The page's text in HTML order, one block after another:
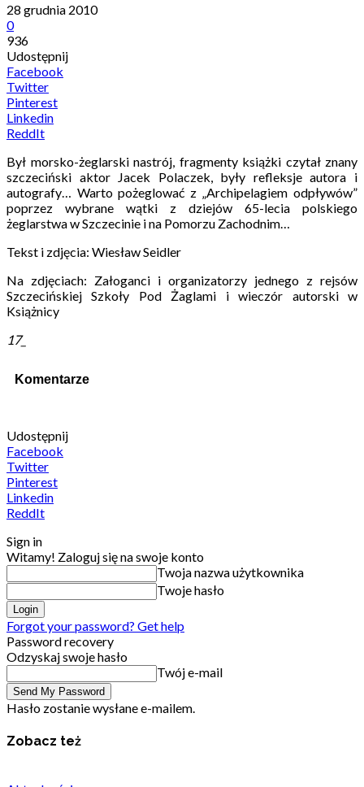
28 grudnia 2010
0
936
Udostępnij
Facebook
Twitter
Pinterest
Linkedin
ReddIt
Był morsko-żeglarski nastrój, fragmenty książki czytał znany
szczeciński aktor Jacek Polaczek, były refleksje autora i
autografy… Warto pożeglować z „Archipelagiem odpływów”
poprzez wybrane wątki z dziejów 65-lecia polskiego
żeglarstwa w Szczecinie i na Pomorzu Zachodnim…
Tekst i zdjęcia: Wiesław Seidler
Na zdjęciach: Załoganci i organizatorzy jednego z rejsów
Szczecińskiej Szkoły Pod Żaglami i wieczór autorski w
Książnicy
17_
Komentarze
Udostępnij
Facebook
Twitter
Pinterest
Linkedin
ReddIt
Sign in
Witamy! Zaloguj się na swoje konto
Twoja nazwa użytkownika
Twoje hasło
Forgot your password? Get help
Password recovery
Odzyskaj swoje hasło
Twój e-mail
Hasło zostanie wysłane e-mailem.
Zobacz też